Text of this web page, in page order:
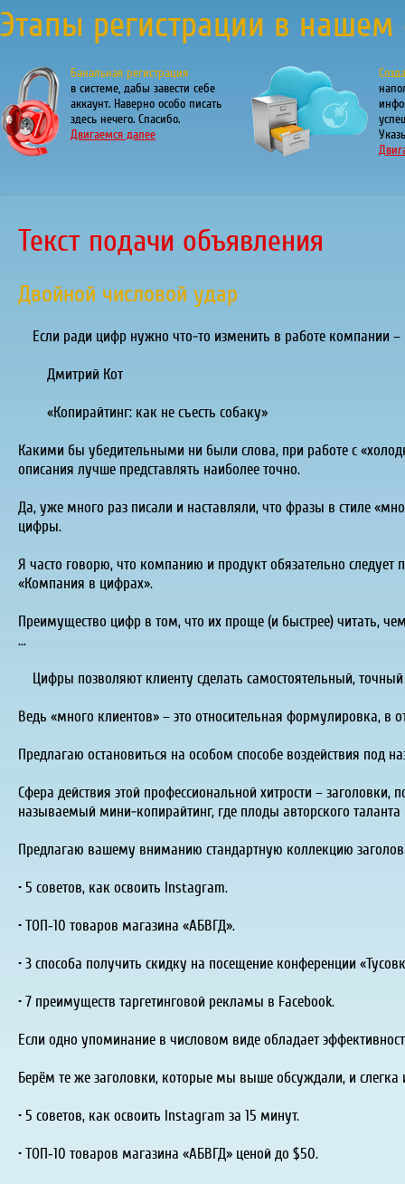
Этапы регистрации в нашем
Банальная регистрация
в системе, дабы завести себе
аккаунт. Наверно особо писать
здесь нечего. Спасибо.
Двигаемся далее
Текст подачи объявления
Двойной числовой удар
Если ради цифр нужно что-то изменить в работе компании –
Дмитрий Кот
«Копирайтинг: как не съесть собаку»
Какими бы убедительными ни были слова, при работе с
описания лучше представлять наиболее точно.
Да, уже много раз писали и наставляли, что фразы в стиле
цифры.
Я часто говорю, что компанию и продукт обязательно
«Компания в цифрах».
Преимущество цифр в том, что их проще (и быстрее) читать,
...
Цифры позволяют клиенту сделать самостоятельный,
Ведь «много клиентов» – это относительная формулировка, в
Предлагаю остановиться на особом способе воздействия под
Сфера действия этой профессиональной хитрости –
называемый мини-копирайтинг, где плоды авторского
Предлагаю вашему вниманию стандартную коллекцию
• 5 советов, как освоить Instagram.
• ТОП‑10 товаров магазина «АБВГД».
• 3 способа получить скидку на посещение конференции
• 7 преимуществ таргетинговой рекламы в Facebook.
Если одно упоминание в числовом виде обладает
Берём те же заголовки, которые мы выше обсуждали, и слегка
• 5 советов, как освоить Instagram за 15 минут.
• ТОП‑10 товаров магазина «АБВГД» ценой до $50.